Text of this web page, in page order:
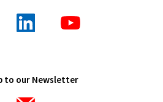
to our Newsletter